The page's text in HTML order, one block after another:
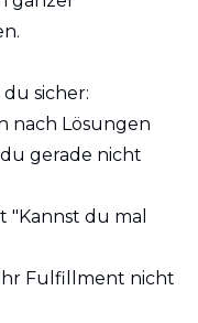
sicher:
nach Lösungen
gerade nicht
"Kannst du mal
Fulfillment nicht